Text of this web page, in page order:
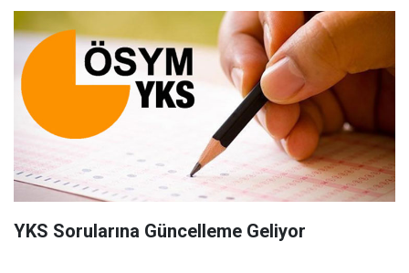
YKS Sorularına Güncelleme Geliyor